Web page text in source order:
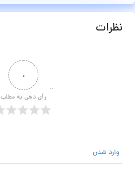
نظرات
۰
رأی دهی به مطلب
وارد شدن